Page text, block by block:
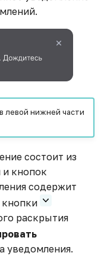
левой нижней части
состоит из
и кнопок
содержит
кнопки
раскрытия
уведомления.